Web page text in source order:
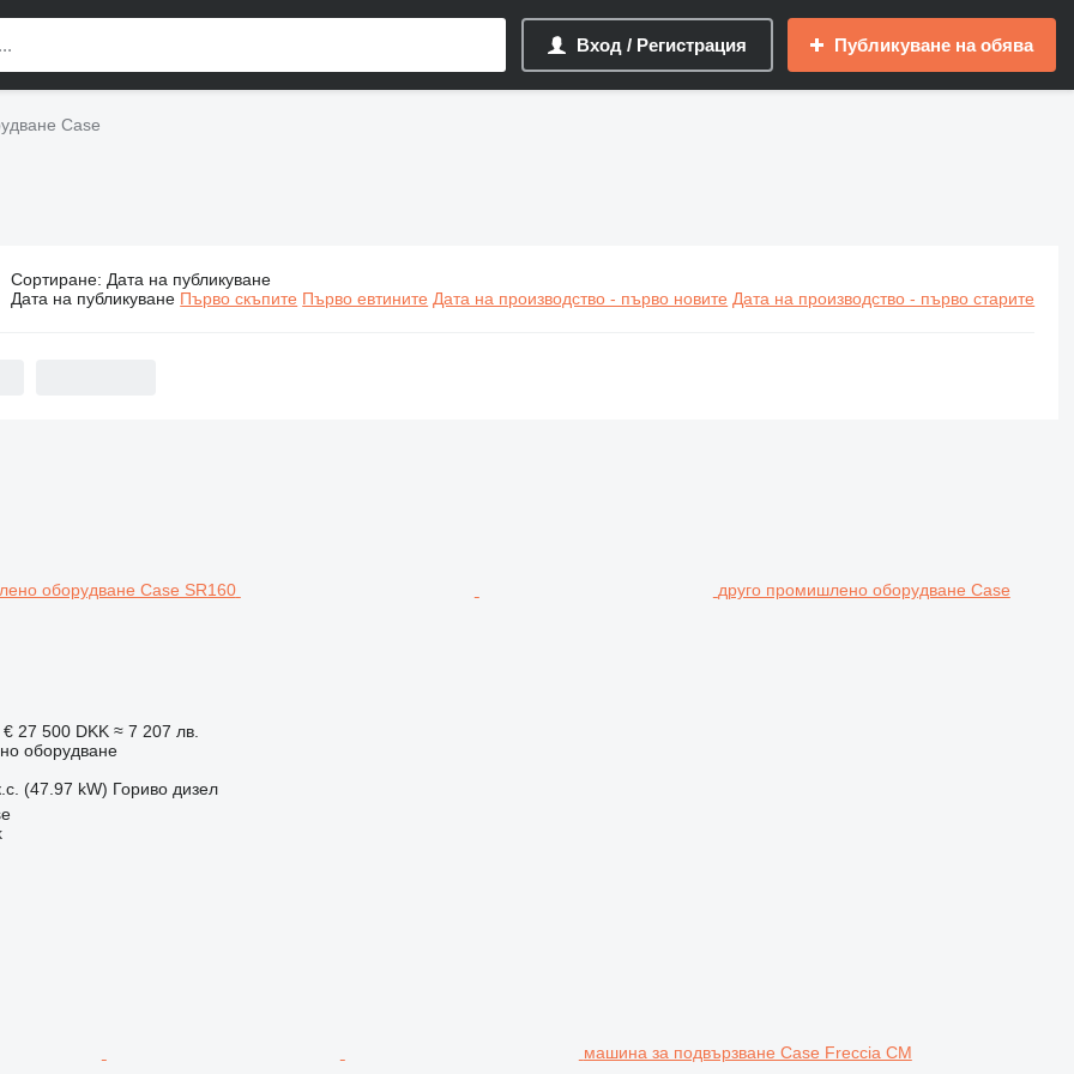
Вход / Регистрация Публикуване на обява
Case
оборудване Case
Сортиране: Дата на публикуване
Дата на публикуване Първо скъпите Първо евтините Дата на производство - първо новите Дата на производство - първо старите
друго промишлено оборудване Case
€ 27 500 DKK ≈ 7 207 лв.
оборудване
(47.97 kW) Гориво дизел
машина за подвързване Case Freccia CM